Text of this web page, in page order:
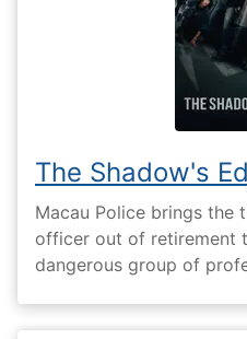
The Shadow's
Macau Police brings the
officer out of retirement
dangerous group of